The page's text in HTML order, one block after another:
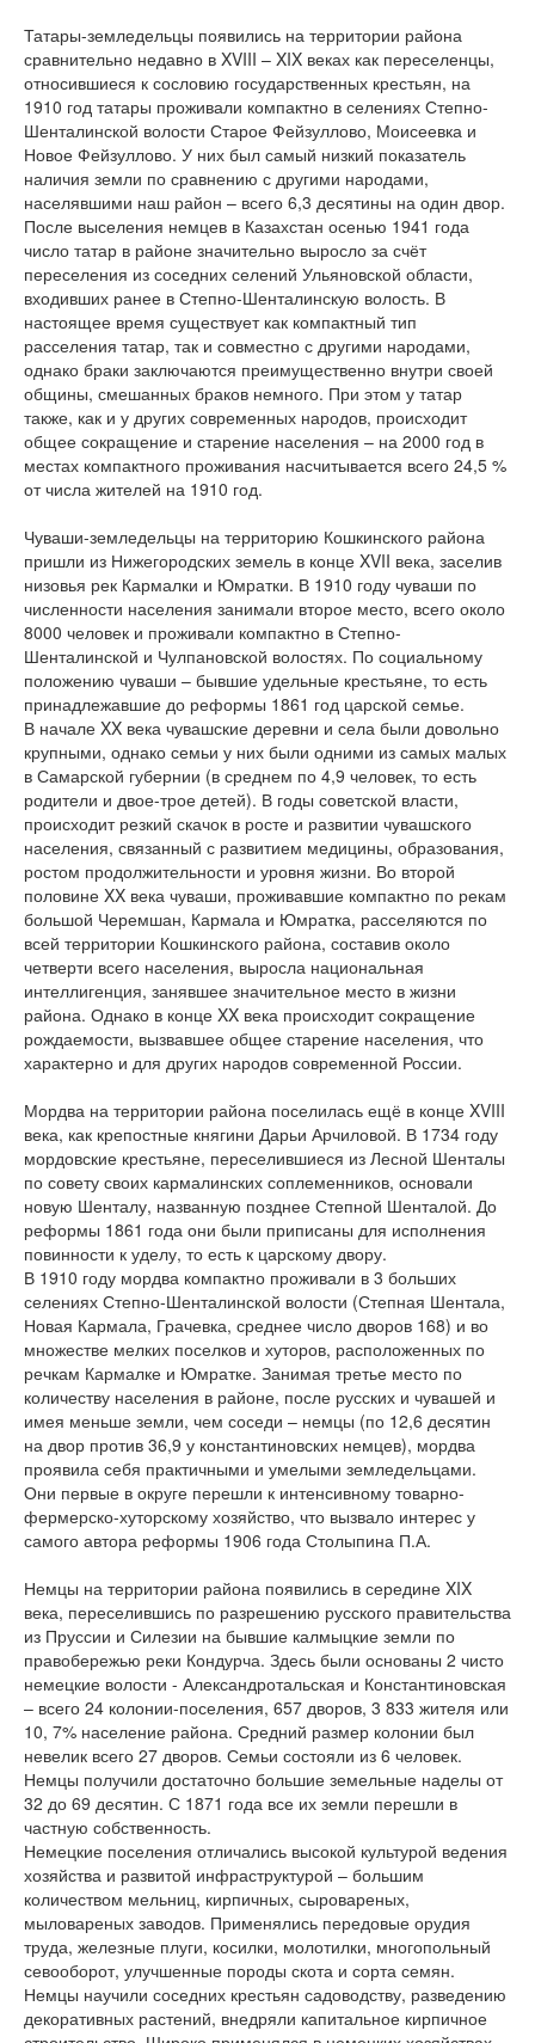
Татары-земледельцы появились на территории района
сравнительно недавно в XVIII – XIX веках как переселенцы,
относившиеся к сословию государственных крестьян, на
1910 год татары проживали компактно в селениях Степно-
Шенталинской волости Старое Фейзуллово, Моисеевка и
Новое Фейзуллово. У них был самый низкий показатель
наличия земли по сравнению с другими народами,
населявшими наш район – всего 6,3 десятины на один двор.
После выселения немцев в Казахстан осенью 1941 года
число татар в районе значительно выросло за счёт
переселения из соседних селений Ульяновской области,
входивших ранее в Степно-Шенталинскую волость. В
настоящее время существует как компактный тип
расселения татар, так и совместно с другими народами,
однако браки заключаются преимущественно внутри своей
общины, смешанных браков немного. При этом у татар
также, как и у других современных народов, происходит
общее сокращение и старение населения – на 2000 год в
местах компактного проживания насчитывается всего 24,5 %
от числа жителей на 1910 год.
Чуваши-земледельцы на территорию Кошкинского района
пришли из Нижегородских земель в конце XVII века, заселив
низовья рек Кармалки и Юмратки. В 1910 году чуваши по
численности населения занимали второе место, всего около
8000 человек и проживали компактно в Степно-
Шенталинской и Чулпановской волостях. По социальному
положению чуваши – бывшие удельные крестьяне, то есть
принадлежавшие до реформы 1861 год царской семье.
В начале XX века чувашские деревни и села были довольно
крупными, однако семьи у них были одними из самых малых
в Самарской губернии (в среднем по 4,9 человек, то есть
родители и двое-трое детей). В годы советской власти,
происходит резкий скачок в росте и развитии чувашского
населения, связанный с развитием медицины, образования,
ростом продолжительности и уровня жизни. Во второй
половине XX века чуваши, проживавшие компактно по рекам
большой Черемшан, Кармала и Юмратка, расселяются по
всей территории Кошкинского района, составив около
четверти всего населения, выросла национальная
интеллигенция, занявшее значительное место в жизни
района. Однако в конце XX века происходит сокращение
рождаемости, вызвавшее общее старение населения, что
характерно и для других народов современной России.
Мордва на территории района поселилась ещё в конце XVIII
века, как крепостные княгини Дарьи Арчиловой. В 1734 году
мордовские крестьяне, переселившиеся из Лесной Шенталы
по совету своих кармалинских соплеменников, основали
новую Шенталу, названную позднее Степной Шенталой. До
реформы 1861 года они были приписаны для исполнения
повинности к уделу, то есть к царскому двору.
В 1910 году мордва компактно проживали в 3 больших
селениях Степно-Шенталинской волости (Степная Шентала,
Новая Кармала, Грачевка, среднее число дворов 168) и во
множестве мелких поселков и хуторов, расположенных по
речкам Кармалке и Юмратке. Занимая третье место по
количеству населения в районе, после русских и чувашей и
имея меньше земли, чем соседи – немцы (по 12,6 десятин
на двор против 36,9 у константиновских немцев), мордва
проявила себя практичными и умелыми земледельцами.
Они первые в округе перешли к интенсивному товарно-
фермерско-хуторскому хозяйство, что вызвало интерес у
самого автора реформы 1906 года Столыпина П.А.
Немцы на территории района появились в середине XIX
века, переселившись по разрешению русского правительства
из Пруссии и Силезии на бывшие калмыцкие земли по
правобережью реки Кондурча. Здесь были основаны 2 чисто
немецкие волости - Александротальская и Константиновская
– всего 24 колонии-поселения, 657 дворов, 3 833 жителя или
10, 7% население района. Средний размер колонии был
невелик всего 27 дворов. Семьи состояли из 6 человек.
Немцы получили достаточно большие земельные наделы от
32 до 69 десятин. С 1871 года все их земли перешли в
частную собственность.
Немецкие поселения отличались высокой культурой ведения
хозяйства и развитой инфраструктурой – большим
количеством мельниц, кирпичных, сыровареных,
мыловареных заводов. Применялись передовые орудия
труда, железные плуги, косилки, молотилки, многопольный
севооборот, улучшенные породы скота и сорта семян.
Немцы научили соседних крестьян садоводству, разведению
декоративных растений, внедряли капитальное кирпичное